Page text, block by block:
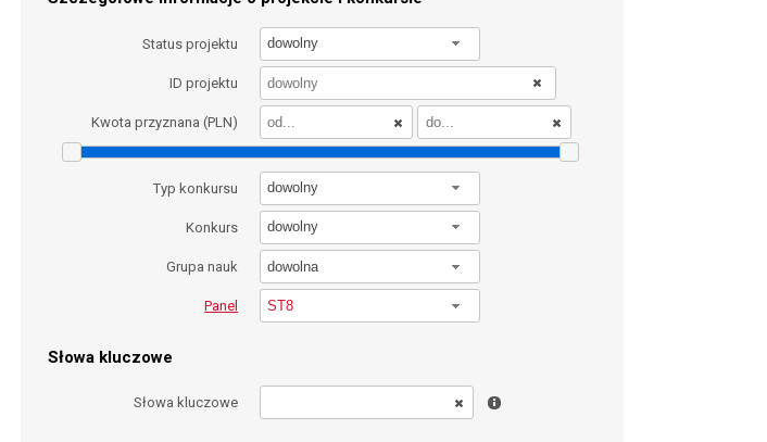
Status projektu dowolny
ID projektu
Kwota przyznana (PLN)
Typ konkursu dowolny
Konkurs dowolny
Grupa nauk dowolna
Panel ST8
Słowa kluczowe
Słowa kluczowe